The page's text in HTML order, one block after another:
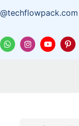
Tôi Trường